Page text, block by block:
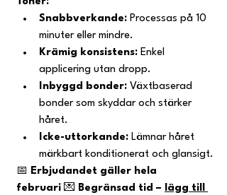
Snabbverkande: Processas på 10
minuter eller mindre.
Krämig konsistens: Enkel
applicering utan dropp.
Inbyggd bonder: Växtbaserad
bonder som skyddar och stärker
håret.
Icke-uttorkande: Lämnar håret
märkbart konditionerat och glansigt.
📅 Erbjudandet gäller hela
februari 💌 Begränsad tid – lägg till